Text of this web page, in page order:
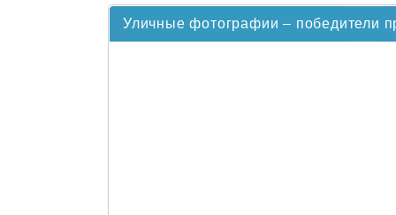
Уличные фотографии – победители